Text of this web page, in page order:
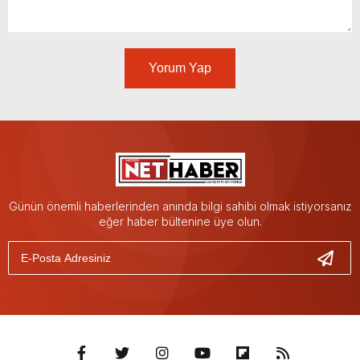
Yorum Yap
Günün önemli haberlerinden anında bilgi sahibi olmak istiyorsanız
eğer haber bültenine üye olun.